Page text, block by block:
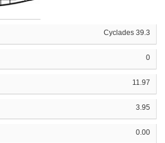
Cyclades 39.3
0
11.97
3.95
0.00